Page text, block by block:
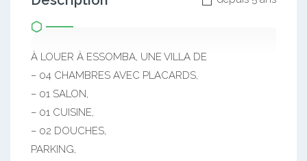
À LOUER À ESSOMBA, UNE VILLA DE
– 04 CHAMBRES AVEC PLACARDS,
– 01 SALON,
– 01 CUISINE,
– 02 DOUCHES,
PARKING,